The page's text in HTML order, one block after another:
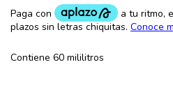
Contiene 60 mililitros